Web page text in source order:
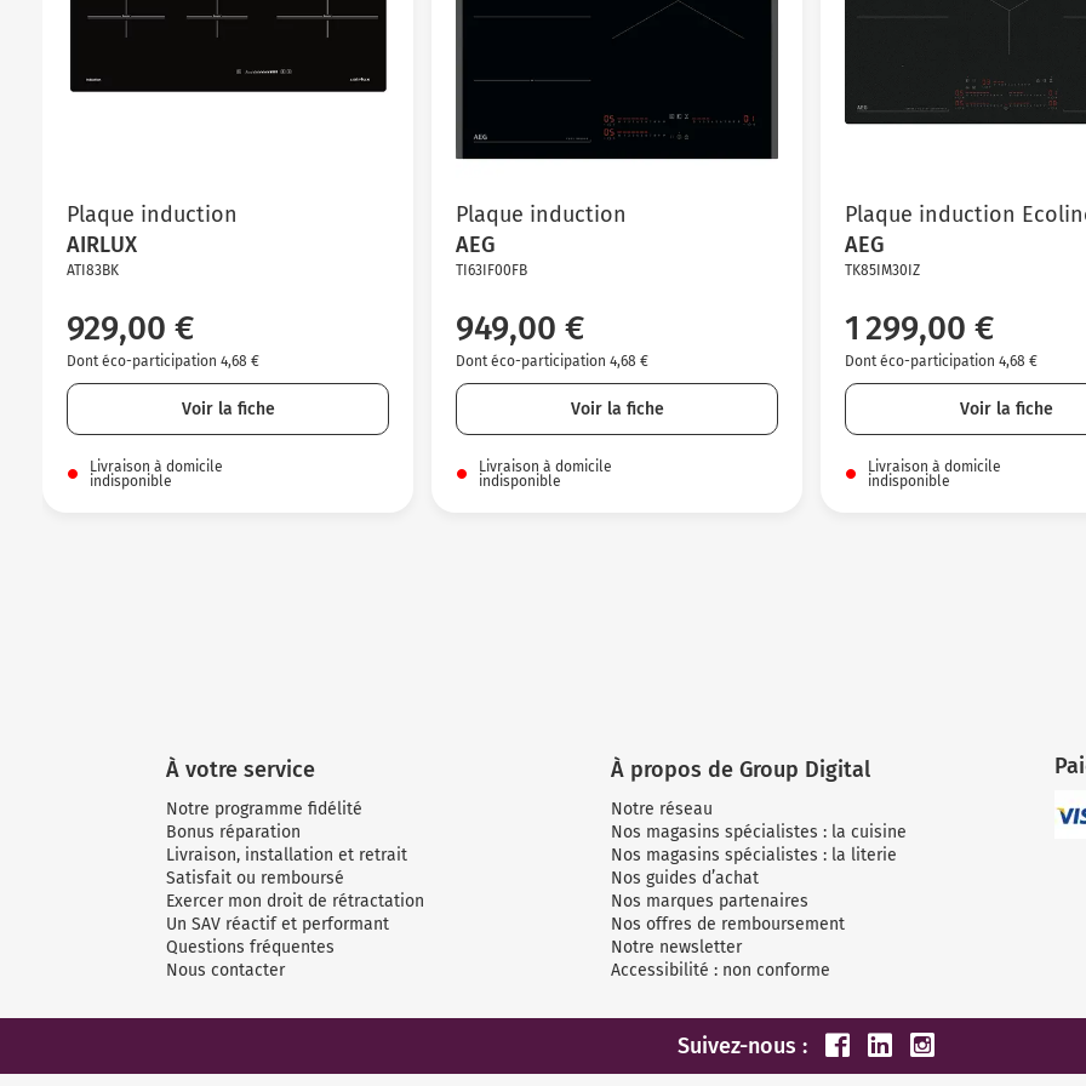
Plaque induction
AIRLUX
ATI83BK
929,00 €
Dont éco-participation 4,68 €
Voir la fiche
Livraison à domicile
indisponible
Plaque induction
AEG
TI63IF00FB
949,00 €
Dont éco-participation 4,68 €
Voir la fiche
Livraison à domicile
indisponible
Plaque induction
AEG
TK85IM30IZ
1 299,00 €
Dont éco-participation 4,68 €
Voir la fiche
Livraison à domicile
indisponible
À votre service
Notre programme fidélité
Bonus réparation
Livraison, installation et retrait
Satisfait ou remboursé
Exercer mon droit de rétractation
Un SAV réactif et performant
Questions fréquentes
Nous contacter
À propos de Group Digital
Notre réseau
Nos magasins spécialistes : la cuisine
Nos magasins spécialistes : la literie
Nos guides d’achat
Nos marques partenaires
Nos offres de remboursement
Notre newsletter
Accessibilité : non conforme
Suivez-nous :